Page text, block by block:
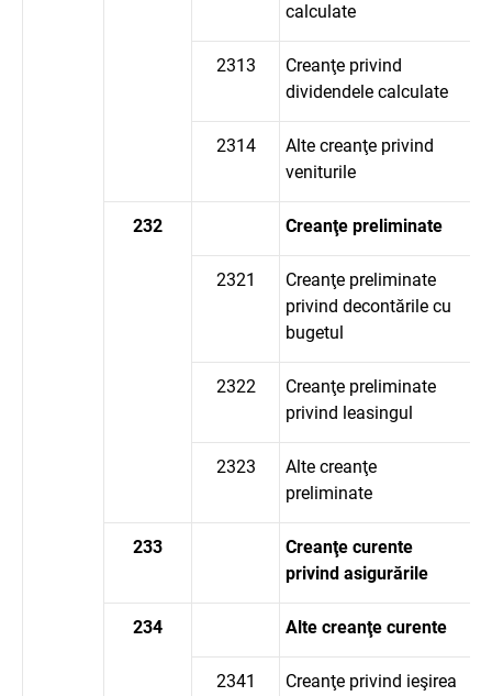
calculate
2313
Creanţe privind
dividendele calculate
2314
Alte creanţe privind
veniturile
232 Creanţe preliminate
2321
Creanţe preliminate
privind decontările cu
bugetul
2322
Creanţe preliminate
privind leasingul
2323
Alte creanţe
preliminate
233
Creanţe curente
privind asigurările
234 Alte creanţe curente
2341
Creanţe privind ieşirea